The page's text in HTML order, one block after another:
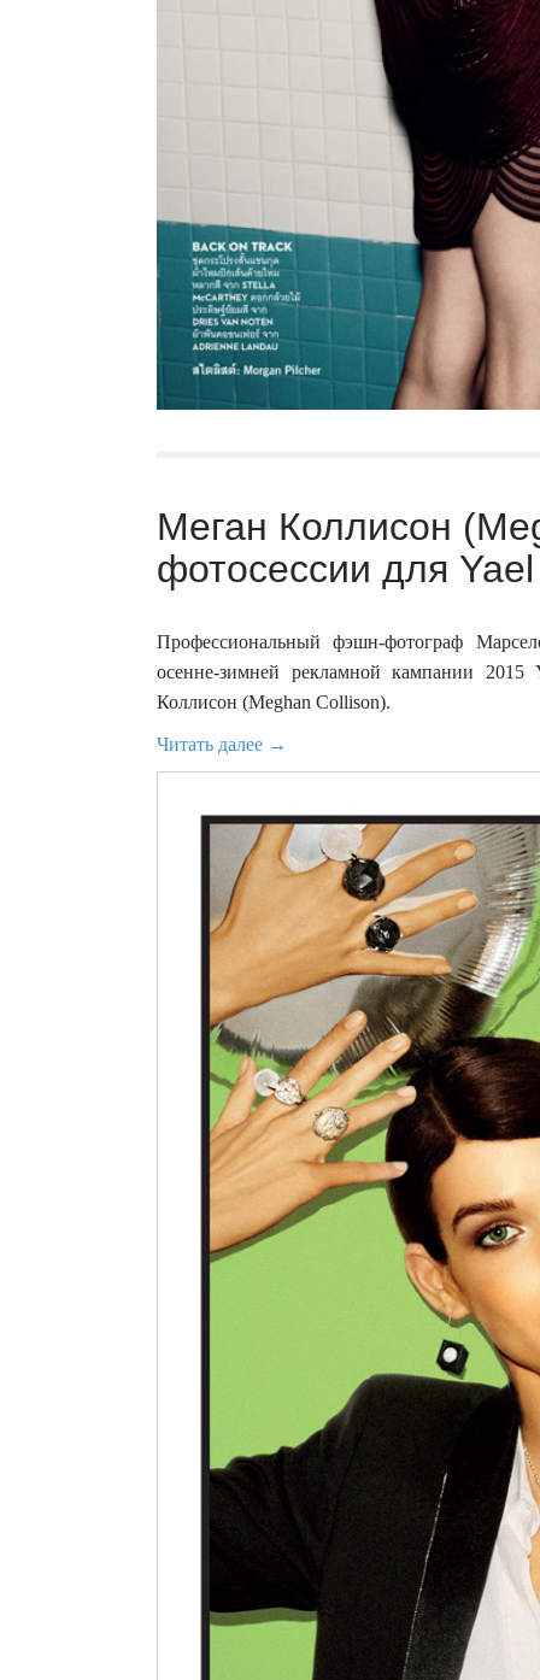
Меган Коллисон
фотосессии для
Профессиональный фэшн-фотограф
осенне-зимней рекламной кампании 2015
Коллисон (Meghan Collison).
Читать далее →